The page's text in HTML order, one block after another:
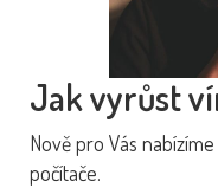
Jak vyrůst
Nově pro Vás
počítače.